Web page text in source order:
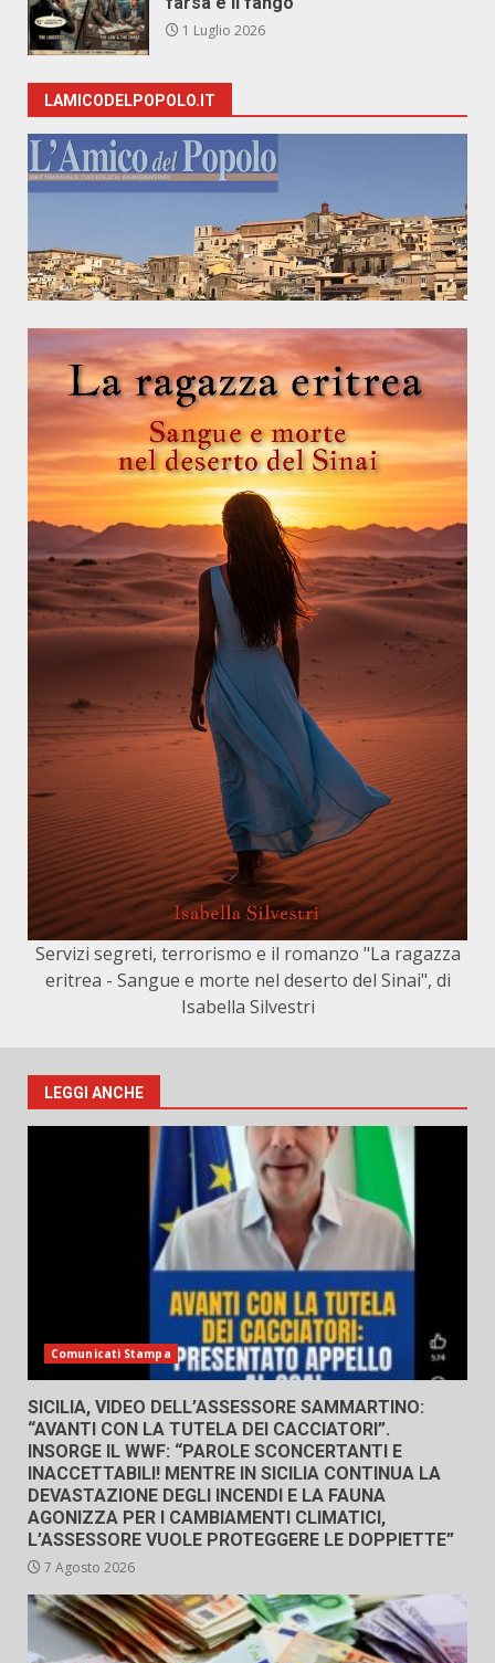
1 Luglio 2026
LAMICODELPOPOLO.IT
Servizi segreti, terrorismo e il romanzo "La ragazza
eritrea - Sangue e morte nel deserto del Sinai", di
Isabella Silvestri
LEGGI ANCHE
Comunicati Stampa
SICILIA, VIDEO DELL’ASSESSORE SAMMARTINO:
“AVANTI CON LA TUTELA DEI CACCIATORI”.
INSORGE IL WWF: “PAROLE SCONCERTANTI E
INACCETTABILI! MENTRE IN SICILIA CONTINUA LA
DEVASTAZIONE DEGLI INCENDI E LA FAUNA
AGONIZZA PER I CAMBIAMENTI CLIMATICI,
L’ASSESSORE VUOLE PROTEGGERE LE DOPPIETTE”
7 Agosto 2026